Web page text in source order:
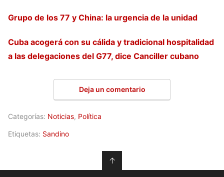
Grupo de los 77 y China: la urgencia de la unidad
Cuba acogerá con su cálida y tradicional hospitalidad
a las delegaciones del G77, dice Canciller cubano
Deja un comentario
Categorías: Noticias, Política
Etiquetas: Sandino
↑